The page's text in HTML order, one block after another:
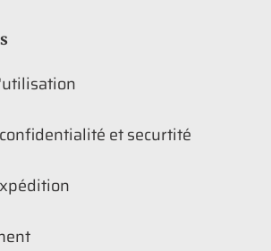
et securtité